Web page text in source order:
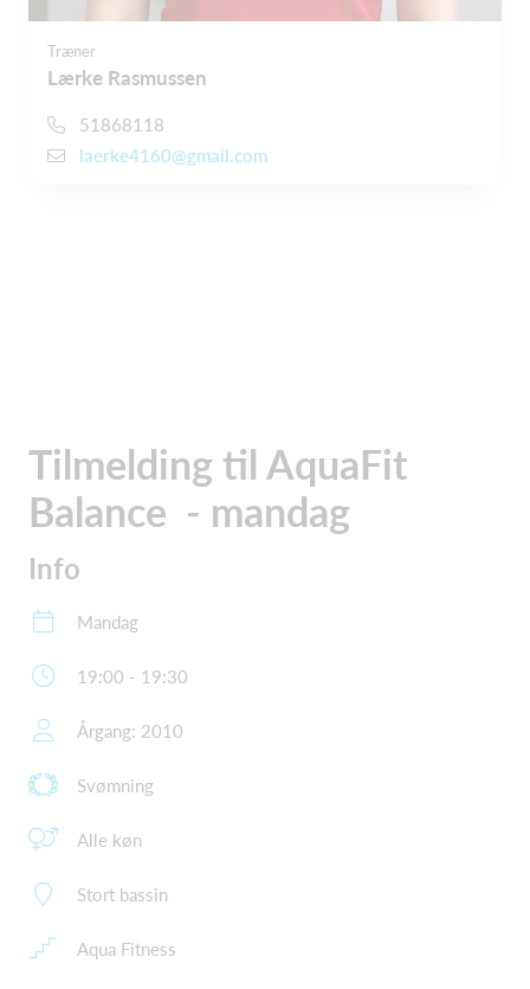
Træner
Lærke Rasmussen
51868118
laerke4160@gmail.com
Tilmelding til AquaFit
Balance - mandag
Info
Mandag
19:00 - 19:30
Årgang: 2010
Svømning
Alle køn
Stort bassin
Aqua Fitness